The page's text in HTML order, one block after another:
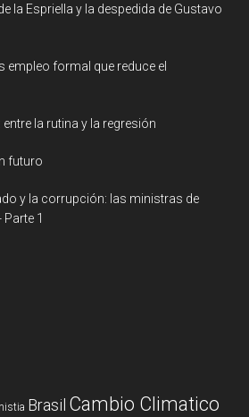
la Espriella y la despedida de Gustavo
empleo formal que reduce el
entre la rutina y la regresión
futuro
y la corrupción: las ministras de
1
Brasil Cambio Climatico